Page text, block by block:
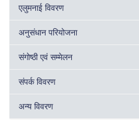
एलुमनाई विवरण
अनुसंधान परियोजना
संगोष्ठी एवं सम्मेलन
संपर्क विवरण
अन्य विवरण